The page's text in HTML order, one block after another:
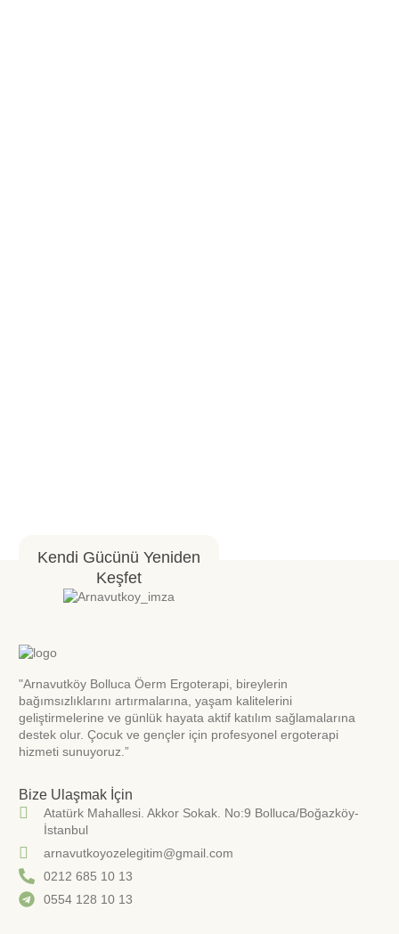
Kendi Gücünü Yeniden
Keşfet
"Arnavutköy Bolluca Öerm Ergoterapi, bireylerin
bağımsızlıklarını artırmalarına, yaşam kalitelerini
geliştirmelerine ve günlük hayata aktif katılım sağlamalarına
destek olur. Çocuk ve gençler için profesyonel ergoterapi
hizmeti sunuyoruz.”
Bize Ulaşmak İçin
Atatürk Mahallesi. Akkor Sokak. No:9 Bolluca/Boğazköy-
İstanbul
arnavutkoyozelegitim@gmail.com
0212 685 10 13
0554 128 10 13